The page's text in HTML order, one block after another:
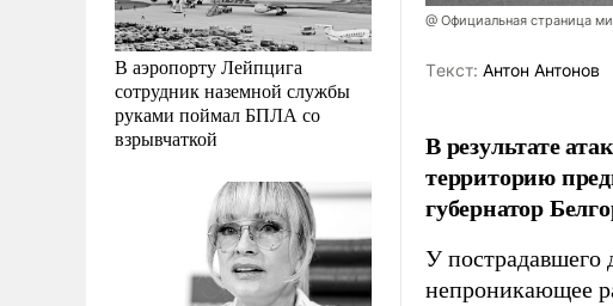
В аэропорту Лейпцига
сотрудник наземной службы
руками поймал БПЛА со
взрывчаткой
@ Официальная страница
Tекст: Антон Антонов
В результате
территорию
губернатор
У пострадавшего
непроникающее